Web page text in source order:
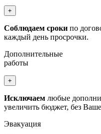
+
Соблюдаем сроки по
каждый день просрочки.
Дополнительные
работы
+
Исключаем любые
увеличить бюджет, без
Эвакуация